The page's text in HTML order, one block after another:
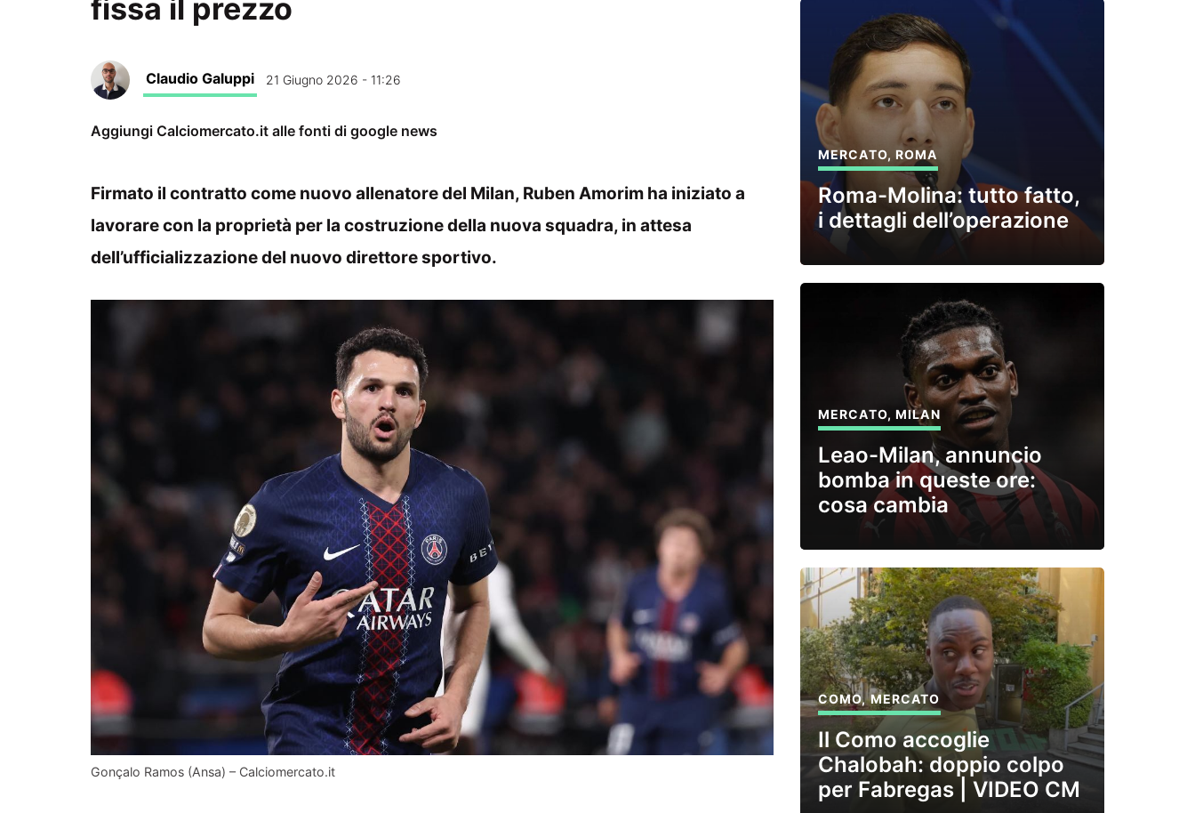
fissa il prezzo
Claudio Galuppi 21 Giugno 2026 - 11:26
Aggiungi Calciomercato.it alle fonti di google news
Firmato il contratto come nuovo allenatore del Milan, Ruben Amorim ha iniziato a
lavorare con la proprietà per la costruzione della nuova squadra, in attesa
dell’ufficializzazione del nuovo direttore sportivo.
Gonçalo Ramos (Ansa) – Calciomercato.it
MERCATO, ROMA
Roma-Molina: tutto fatto,
i dettagli dell’operazione
MERCATO,MILAN
Leao-Milan, annuncio
bomba in queste ore:
cosa cambia
COMO,MERCATO
Il Como accoglie
Chalobah: doppio colpo
per Fabregas | VIDEO CM